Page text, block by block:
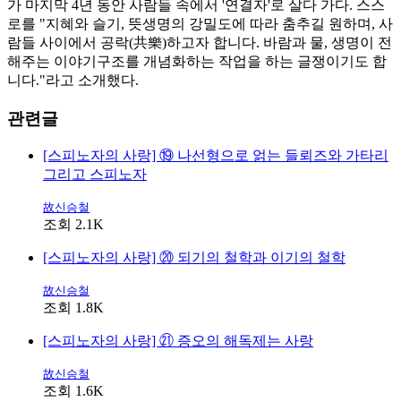
가 마지막 4년 동안 사람들 속에서 '연결자'로 살다 가다. 스스
로를 "지혜와 슬기, 뜻생명의 강밀도에 따라 춤추길 원하며, 사
람들 사이에서 공락(共樂)하고자 합니다. 바람과 물, 생명이 전
해주는 이야기구조를 개념화하는 작업을 하는 글쟁이기도 합
니다."라고 소개했다.
관련글
[스피노자의 사랑] ⑲ 나선형으로 얽는 들뢰즈와 가타리
그리고 스피노자
故신승철
조회 2.1K
[스피노자의 사랑] ⑳ 되기의 철학과 이기의 철학
故신승철
조회 1.8K
[스피노자의 사랑] ㉑ 증오의 해독제는 사랑
故신승철
조회 1.6K